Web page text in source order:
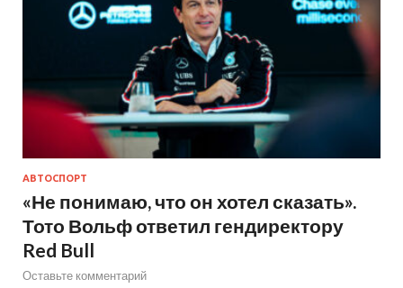
АВТОСПОРТ
«Не понимаю, что он хотел сказать».
Тото Вольф ответил гендиректору
Red Bull
Оставьте комментарий